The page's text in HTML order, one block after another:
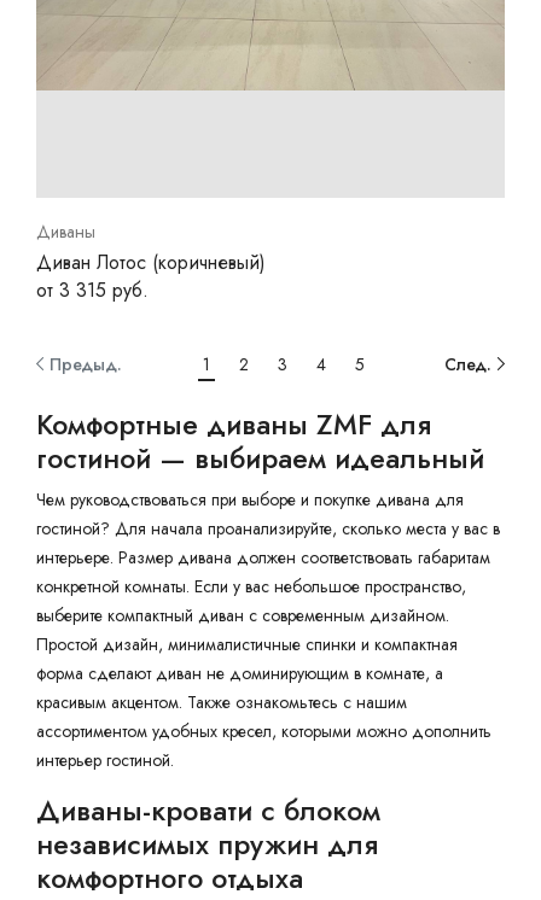
Диваны
Диван Лотос (коричневый)
от 3 315 руб.
Предыд. 1 2 3 4 5 След.
Комфортные диваны ZMF для
гостиной — выбираем идеальный
Чем руководствоваться при выборе и покупке дивана для
гостиной? Для начала проанализируйте, сколько места у вас в
интерьере. Размер дивана должен соответствовать габаритам
конкретной комнаты. Если у вас небольшое пространство,
выберите компактный диван с современным дизайном.
Простой дизайн, минималистичные спинки и компактная
форма сделают диван не доминирующим в комнате, а
красивым акцентом. Также ознакомьтесь с нашим
ассортиментом удобных кресел, которыми можно дополнить
интерьер гостиной.
Диваны-кровати с блоком
независимых пружин для
комфортного отдыха